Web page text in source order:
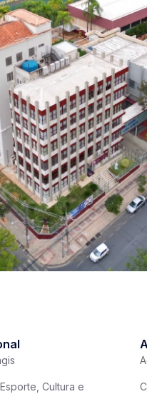
Cultura e